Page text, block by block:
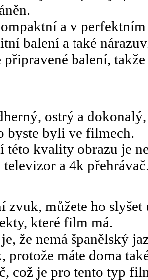
a v perfektním
balení a také
balení,
ostrý a
byste byli ve filmech.
této kvality obrazu je
a 4k
zvuk, můžete ho slyšet
které film má.
že nemá španělský
protože máte doma
což je pro tento typ